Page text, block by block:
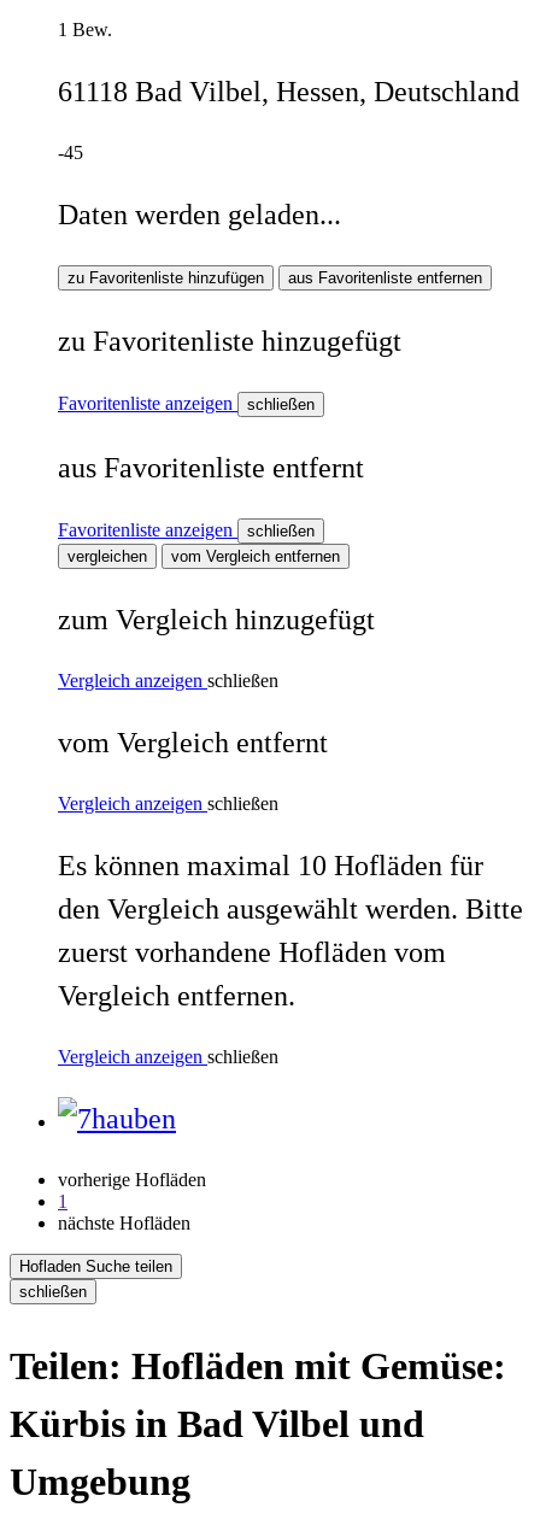
1 Bew.
61118 Bad Vilbel, Hessen, Deutschland
-45
Daten werden geladen...
zu Favoritenliste hinzufügen aus Favoritenliste entfernen
zu Favoritenliste hinzugefügt
Favoritenliste anzeigen schließen
aus Favoritenliste entfernt
Favoritenliste anzeigen
schließen
vergleichen
vom Vergleich entfernen
zum Vergleich hinzugefügt
Vergleich anzeigen schließen
vom Vergleich entfernt
Vergleich anzeigen schließen
Es können maximal 10 Hofläden für
den Vergleich ausgewählt werden. Bitte
zuerst vorhandene Hofläden vom
Vergleich entfernen.
Vergleich anzeigen schließen
vorherige Hofläden
1
nächste Hofläden
Hofladen Suche teilen
schließen
Teilen: Hofläden mit Gemüse:
Kürbis in Bad Vilbel und
Umgebung